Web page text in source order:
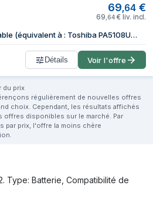
69,64 €
69 64 € liv. incl.
CoreParts - Batterie de portable (équivalent à : Toshiba PA5108U-1BRS, Toshiba PABAS271, Toshiba PA5109U-1BRS, Toshiba PABAS272, Toshiba PABAS273, Toshiba PA5110U-1BRS) - 6 cellules - 4400 mAh -...
Détails Voir l'offre
du prix
régulièrement de nouvelles offres
choix. Cependant, les résultats affichés
offres disponibles sur le marché. Par
par prix, l'offre la moins chère
Type: Batterie, Compatibilité de